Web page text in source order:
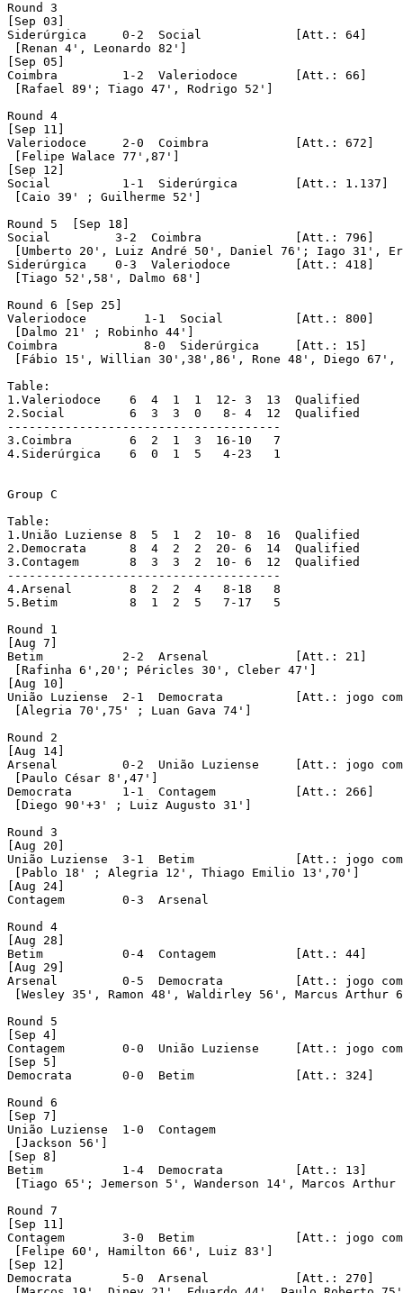
Round 3
[Sep 03]
Siderúrgica     0-2  Social		[Att.: 64]
[Renan 4', Leonardo 82']
[Sep 05]
Coimbra        	1-2  Valeriodoce	[Att.: 66]
[Rafael 89'; Tiago 47', Rodrigo 52']
Round 4
[Sep 11]
Valeriodoce	2-0  Coimbra		[Att.: 672]
[Felipe Walace 77',87']
[Sep 12]
Social		1-1  Siderúrgica	[Att.: 1.137]
[Caio 39' ; Guilherme 52']
Round 5  [Sep 18]
Social         3-2  Coimbra		[Att.: 796]
[Umberto 20', Luiz André 50', Daniel 76'; Iago 31',
Siderúrgica    0-3  Valeriodoce		[Att.: 418]
[Tiago 52',58', Dalmo 68']
Round 6 [Sep 25]
Valeriodoce        1-1  Social		[Att.: 800]
[Dalmo 21' ; Robinho 44']
Coimbra        	   8-0  Siderúrgica	[Att.: 15]
[Fábio 15', Willian 30',38',86', Rone 48', Diego 67',
Table:
1.Valeriodoce    6  4  1  1  12- 3  13	Qualified
2.Social         6  3  3  0   8- 4  12	Qualified
--------------------------------------
3.Coimbra      	 6  2  1  3  16-10   7
4.Siderúrgica    6  0  1  5   4-23   1
Group C
Table:
1.União Luziense 8  5  1  2  10- 8  16	Qualified
2.Democrata      8  4  2  2  20- 6  14	Qualified
3.Contagem       8  3  3  2  10- 6  12	Qualified
--------------------------------------
4.Arsenal        8  2  2  4   8-18   8
5.Betim          8  1  2  5   7-17   5
Round 1
[Aug 7]
Betim		2-2  Arsenal		[Att.: 21]
[Rafinha 6',20'; Péricles 30', Cleber 47']
[Aug 10]
União Luziense	2-1  Democrata		[Att.: jogo com portões fechados]
[Alegria 70',75' ; Luan Gava 74']
Round 2
[Aug 14]
Arsenal		0-2  União Luziense	[Att.: jogo com portões fechados]
[Paulo César 8',47']
Democrata	1-1  Contagem		[Att.: 266]
[Diego 90'+3' ; Luiz Augusto 31']
Round 3
[Aug 20]
União Luziense	3-1  Betim		[Att.: jogo com portões fechados]
[Pablo 18' ; Alegria 12', Thiago Emilio 13',70']
[Aug 24]
Contagem	0-3  Arsenal
Round 4
[Aug 28]
Betim		0-4  Contagem		[Att.: 44]
[Aug 29]
Arsenal		0-5  Democrata		[Att.: jogo com portões fechados]
[Wesley 35', Ramon 48', Waldirley 56', Marcus Arthur
Round 5
[Sep 4]
Contagem	0-0  União Luziense	[Att.: jogo com portões fechados]
[Sep 5]
Democrata	0-0  Betim		[Att.: 324]
Round 6
[Sep 7]
União Luziense	1-0  Contagem
[Jackson 56']
[Sep 8]
Betim		1-4  Democrata		[Att.: 13]
[Tiago 65'; Jemerson 5', Wanderson 14', Marcos
Round 7
[Sep 11]
Contagem	3-0  Betim		[Att.: jogo com portões fechados]
[Felipe 60', Hamilton 66', Luiz 83']
[Sep 12]
Democrata	5-0  Arsenal		[Att.: 270]